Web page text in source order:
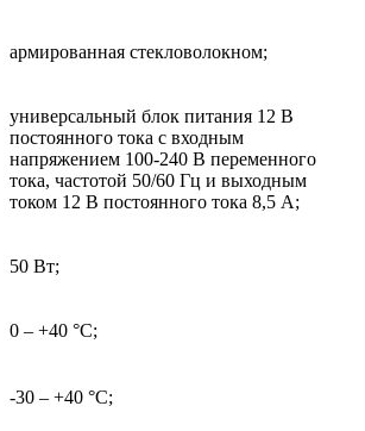
армированная стекловолокном;
универсальный блок питания 12 В
постоянного тока с входным
напряжением 100-240 В переменного
тока, частотой 50/60 Гц и выходным
током 12 В постоянного тока 8,5 А;
50 Вт;
0 – +40 °C;
-30 – +40 °C;